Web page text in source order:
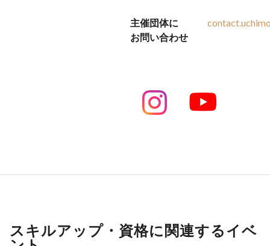
主催団体に
お問い合わせ
スキルアップ・資格に関連するイベ